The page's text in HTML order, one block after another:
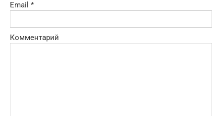
Email *
Комментарий